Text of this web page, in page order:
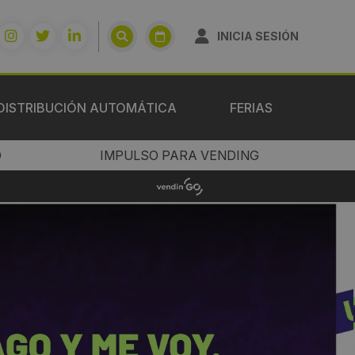
INICIA SESIÓN
AUTOMÁTICA FERIAS
IMPULSO PARA VENDING